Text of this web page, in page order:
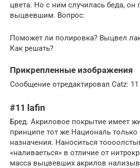
цвета. Но с ним случилась беда,
выцвевшим. Вопрос:
Поможет ли полировка? Выцвел
Как решать?
Прикрепленные изображения
Сообщение отредактировал Catz: 11
#11 lafin
Бред. Акриловое покрытие имеет
принципе тот же Националь только
назначения. Наноситься
«наливаеться» в отличие от
масса выцвевших акрилов